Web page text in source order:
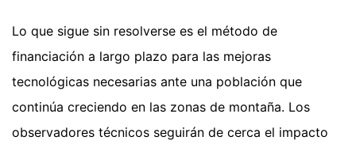
Lo que sigue sin resolverse es el método de
financiación a largo plazo para las mejoras
tecnológicas necesarias ante una población que
continúa creciendo en las zonas de montaña. Los
observadores técnicos seguirán de cerca el impacto